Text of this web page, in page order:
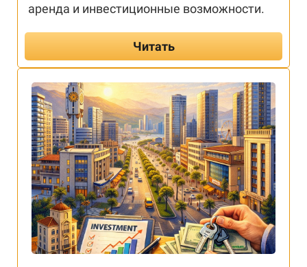
аренда и инвестиционные возможности.
Читать